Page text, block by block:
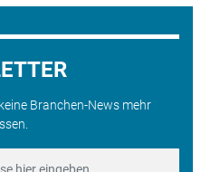
Branchen-News mehr